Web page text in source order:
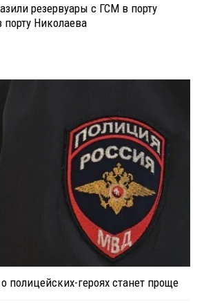
резервуары с ГСМ в порту
Николаева
полицейских-героях станет проще